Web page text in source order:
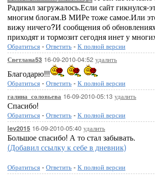
Радикал загружалось.Если сайт гикнулся-
многим блогам.В МИРе тоже самое.Или
вижу ничего?И сообщения об
приходят и тормозит сегодня инет у
Обратиться - Ответить - К полной версии
Светлана53 16-09-2010-04:52 удалить
Благодарю!!!
Обратиться - Ответить - К полной версии
галина_соловьева 16-09-2010-05:13 удалить
Спасибо!
Обратиться - Ответить - К полной версии
lev2015 16-09-2010-05:40 удалить
Большое спасибо! А то стал забывать.
(Добавил ссылку к себе в дневник)
Обратиться - Ответить - К полной версии